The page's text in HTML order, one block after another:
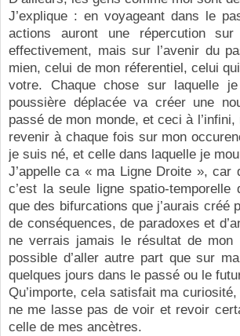
J’explique : en voyageant dans le
actions auront une répercution
effectivement, mais sur l’avenir du
mien, celui de mon réferentiel, celui
votre. Chaque chose sur laquelle
poussière déplacée va créer une
passé de mon monde, et ceci à
revenir à chaque fois sur mon
je suis né, et celle dans laquelle je
J’appelle ca « ma Ligne Droite », car
c’est la seule ligne spatio-
que des bifurcations que j’aurais créé
de conséquences, de paradoxes et
ne verrais jamais le résultat de mon
possible d’aller autre part que sur
quelques jours dans le passé ou le
Qu’importe, cela satisfait ma
ne me lasse pas de voir et revoir
celle de mes ancètres.